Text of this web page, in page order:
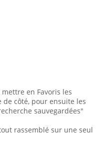
en Favoris les
côté, pour ensuite les
sauvegardées"
rassemblé sur une seul